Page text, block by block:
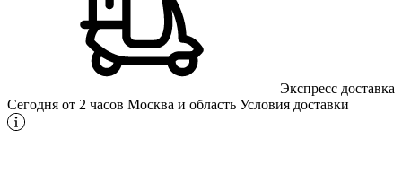
Экспресс доставка
Сегодня от 2 часов Москва и область Условия доставки